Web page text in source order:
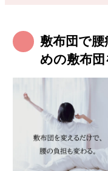
敷布団で
めの敷布